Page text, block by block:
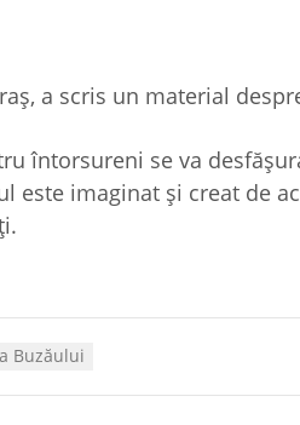
a scris un material
întorsureni se va
este imaginat și creat de
Buzăului